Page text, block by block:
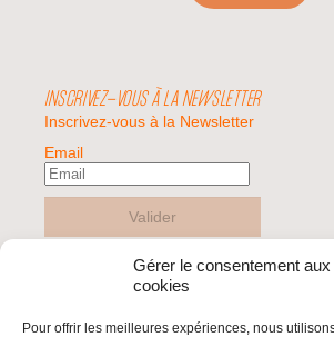
Gérer le consentement aux
cookies
Pour offrir les meilleures expériences, nous
INSCRIVEZ-VOUS À LA NEWSLETTER
Inscrivez-vous à la Newsletter
Email
Valider
© 2026 | BDS France | Boycott Désinvestissement